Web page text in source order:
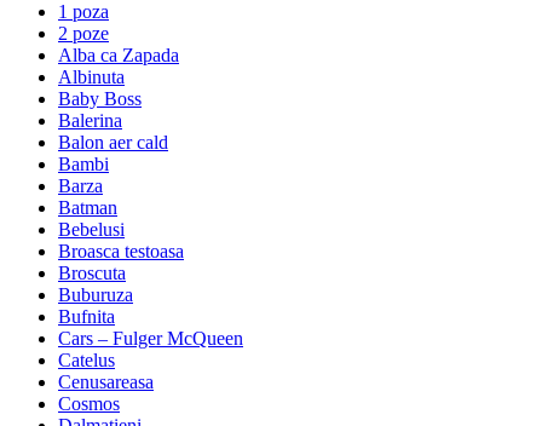
1 poza
2 poze
Alba ca Zapada
Albinuta
Baby Boss
Balerina
Balon aer cald
Bambi
Barza
Batman
Bebelusi
Broasca testoasa
Broscuta
Buburuza
Bufnita
Cars – Fulger McQueen
Catelus
Cenusareasa
Cosmos